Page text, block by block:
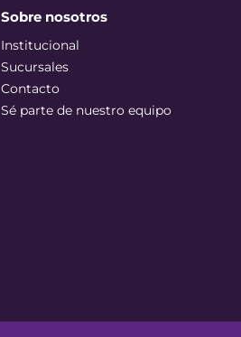
Sobre nosotros
Institucional
Sucursales
Contacto
Sé parte de nuestro equipo